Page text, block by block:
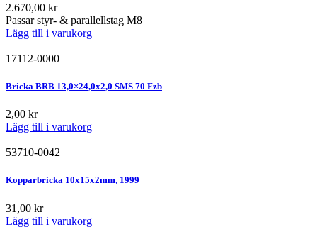
2.670,00 kr
Passar styr- & parallellstag M8
Lägg till i varukorg
17112-0000
Bricka BRB 13,0×24,0x2,0 SMS 70 Fzb
2,00 kr
Lägg till i varukorg
53710-0042
Kopparbricka 10x15x2mm, 1999
31,00 kr
Lägg till i varukorg